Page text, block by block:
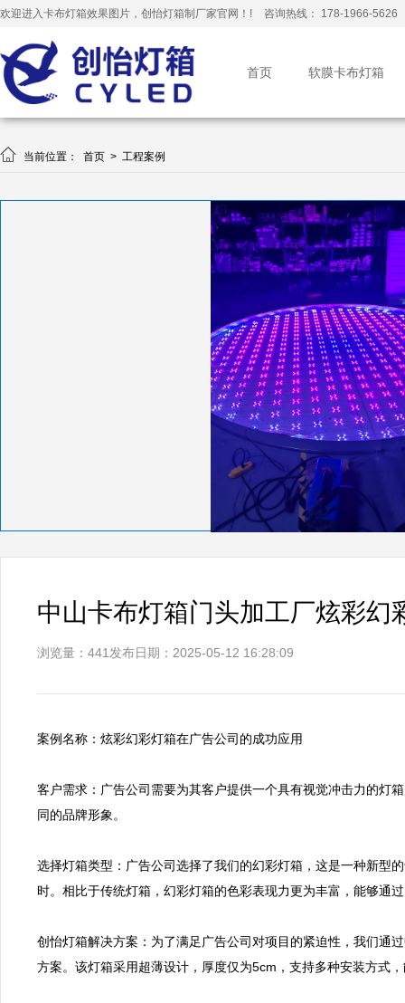
欢迎进入卡布灯箱效果图片，创怡灯箱制厂家官网！! 咨询热线： 178-1966-5626
首页 软膜卡布灯箱
 当前位置： 首页 > 工程案例
中山卡布灯箱门头加工厂炫彩幻
浏览量：441 发布日期：2025-05-12 16:28:09
案例名称：炫彩幻彩灯箱在广告公司的成功应用
客户需求：广告公司需要为其客户提供一个具有视觉冲击力的灯
同的品牌形象。
选择灯箱类型：广告公司选择了我们的幻彩灯箱，这是一种新型
时。相比于传统灯箱，幻彩灯箱的色彩表现力更为丰富，能够通
创怡灯箱解决方案：为了满足广告公司对项目的紧迫性，我们通
方案。该灯箱采用超薄设计，厚度仅为5cm，支持多种安装方式